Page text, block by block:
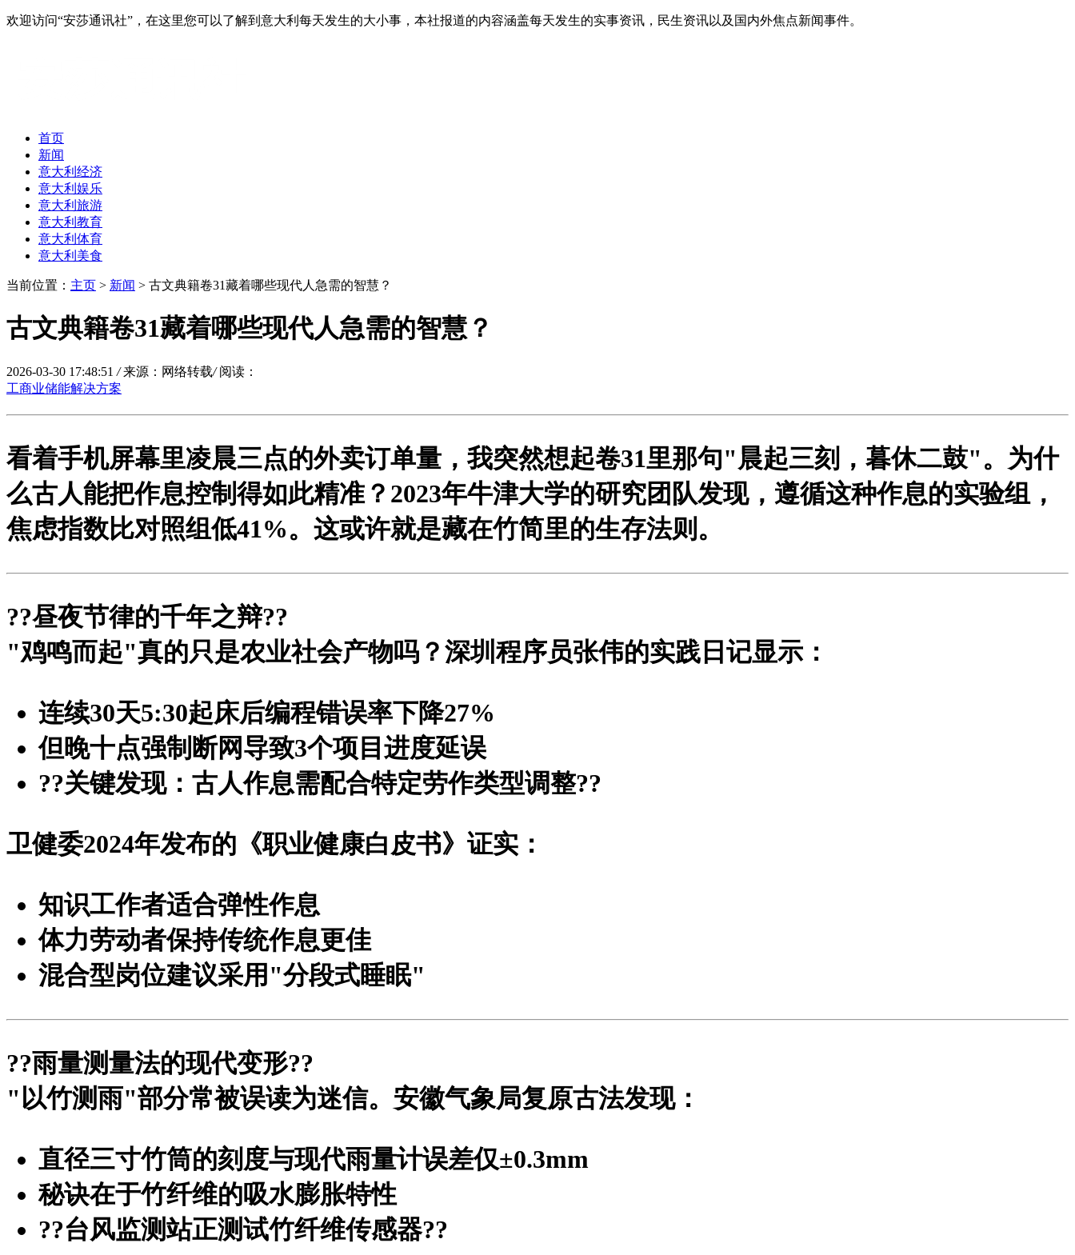
欢迎访问“安莎通讯社”，在这里您可以了解到意大利每天发生的大小事，本社报道的内容涵盖每天发生的实事资讯，民生资讯以及国内外焦点新闻事件。
首页
新闻
意大利经济
意大利娱乐
意大利旅游
意大利教育
意大利体育
意大利美食
当前位置： 主页 > 新闻 > 古文典籍卷31藏着哪些现代人急需的智慧？
古文典籍卷31藏着哪些现代人急需的智慧？
2026-03-30 17:48:51 / 来源：网络转载/ 阅读：
工商业储能解决方案
看着手机屏幕里凌晨三点的外卖订单量，我突然想起卷31里那句"晨起三刻，暮休二鼓"。为什
么古人能把作息控制得如此精准？2023年牛津大学的研究团队发现，遵循这种作息的实验组，
焦虑指数比对照组低41%。这或许就是藏在竹简里的生存法则。
??昼夜节律的千年之辩??
"鸡鸣而起"真的只是农业社会产物吗？深圳程序员张伟的实践日记显示：
连续30天5:30起床后编程错误率下降27%
但晚十点强制断网导致3个项目进度延误
??关键发现：古人作息需配合特定劳作类型调整??
卫健委2024年发布的《职业健康白皮书》证实：
知识工作者适合弹性作息
体力劳动者保持传统作息更佳
混合型岗位建议采用"分段式睡眠"
??雨量测量法的现代变形??
"以竹测雨"部分常被误读为迷信。安徽气象局复原古法发现：
直径三寸竹筒的刻度与现代雨量计误差仅±0.3mm
秘诀在于竹纤维的吸水膨胀特性
??台风监测站正测试竹纤维传感器??